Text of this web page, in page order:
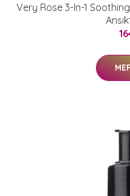
Very Rose 3-In-1